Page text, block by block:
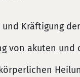
Kräftigung
von akuten und